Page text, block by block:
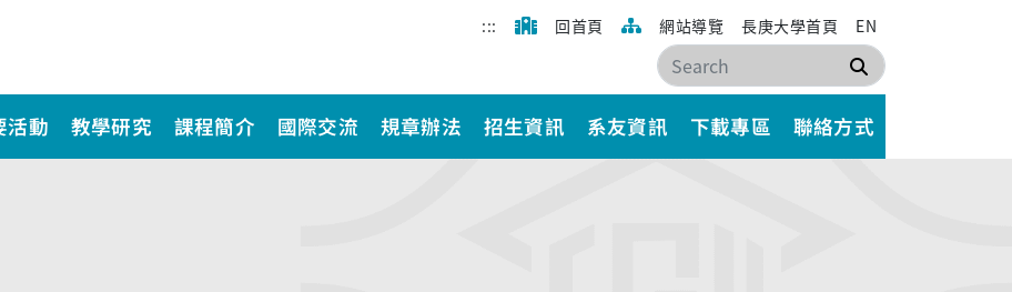
::: 回首頁 網站導覽 長庚大學首頁 EN
搜尋
活動 教學研究 課程簡介 國際交流 規章辦法 招生資訊 系友資訊 下載專區 聯絡方式